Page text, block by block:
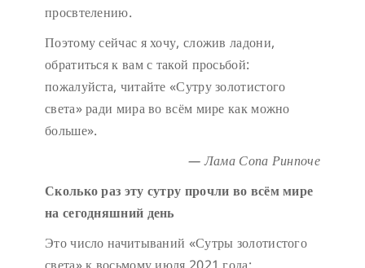
просвтелению.
Поэтому сейчас я хочу, сложив ладони,
обратиться к вам с такой просьбой:
пожалуйста, читайте «Сутру золотистого
света» ради мира во всём мире как можно
больше».
— Лама Сопа Ринпоче
Сколько раз эту сутру прочли во всём мире
на сегодняшний день
Это число начитываний «Сутры золотистого